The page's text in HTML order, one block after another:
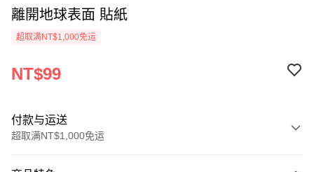
離開地球表面 貼紙
超取满NT$1,000免运
NT$99
付款与运送
超取满NT$1,000免运